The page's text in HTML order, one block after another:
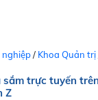
nghiệp/ Khoa Quản trị
sắm trực tuyến
Z